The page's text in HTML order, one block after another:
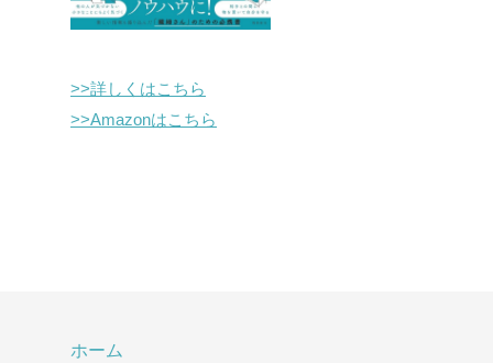
>>詳しくはこちら
>>Amazonはこちら
ホーム